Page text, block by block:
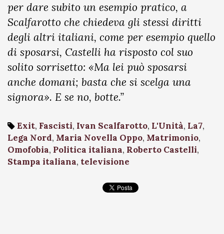
per dare subito un esempio pratico, a
Scalfarotto che chiedeva gli stessi diritti
degli altri italiani, come per esempio quello
di sposarsi, Castelli ha risposto col suo
solito sorrisetto: «Ma lei può sposarsi
anche domani; basta che si scelga una
signora». E se no, botte.”
Exit, Fascisti, Ivan Scalfarotto, L'Unità, La7,
Lega Nord, Maria Novella Oppo, Matrimonio,
Omofobia, Politica italiana, Roberto Castelli,
Stampa italiana, televisione